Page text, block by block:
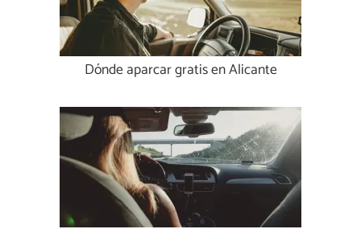
Dónde aparcar gratis en Alicante